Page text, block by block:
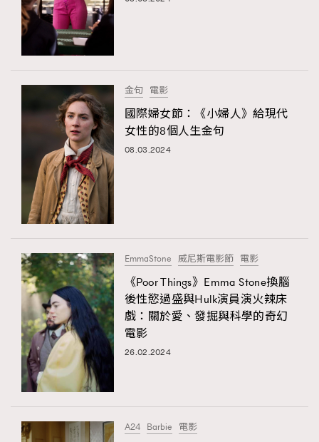
AFrenchMind
金句 電影
國際婦女節：《小婦人》給現代
女性的8個人生金句
08.03.2024
EmmaStone 威尼斯電影節 電影
《Poor Things》Emma Stone換腦
後性慾過盛與Hulk演員演火辣床
戲：關於愛、發掘與科學的奇幻
電影
26.02.2024
A24 Barbie 電影